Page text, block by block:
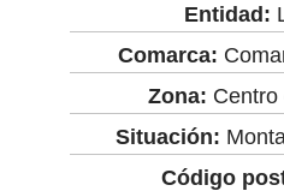
Entidad:
Comarca:
Zona: Centro
Situación:
Código